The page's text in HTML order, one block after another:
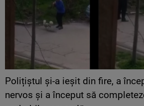
Polițiștul și-a ieșit din fire, a
nervos şi a început să